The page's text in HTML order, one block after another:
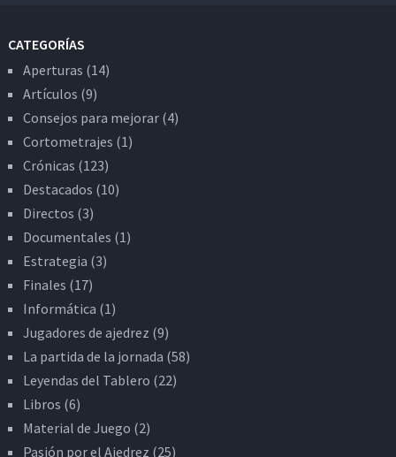
CATEGORÍAS
Aperturas (14)
Artículos (9)
Consejos para mejorar(4)
Cortometrajes (1)
Crónicas (123)
Destacados (10)
Directos (3)
Documentales (1)
Estrategia (3)
Finales (17)
Informática (1)
Jugadores de ajedrez (9)
La partida de la jornada (58)
Leyendas del Tablero (22)
Libros (6)
Material de Juego (2)
Pasión por el Ajedrez (25)